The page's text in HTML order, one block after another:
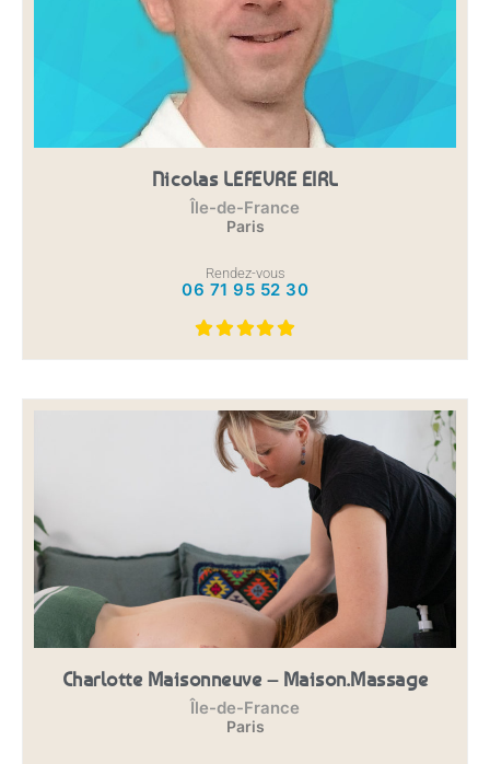
Nicolas LEFEVRE EIRL
Île-de-France
Paris
Rendez-vous
06 71 95 52 30
Charlotte Maisonneuve – Maison.massage
Île-de-France
Paris